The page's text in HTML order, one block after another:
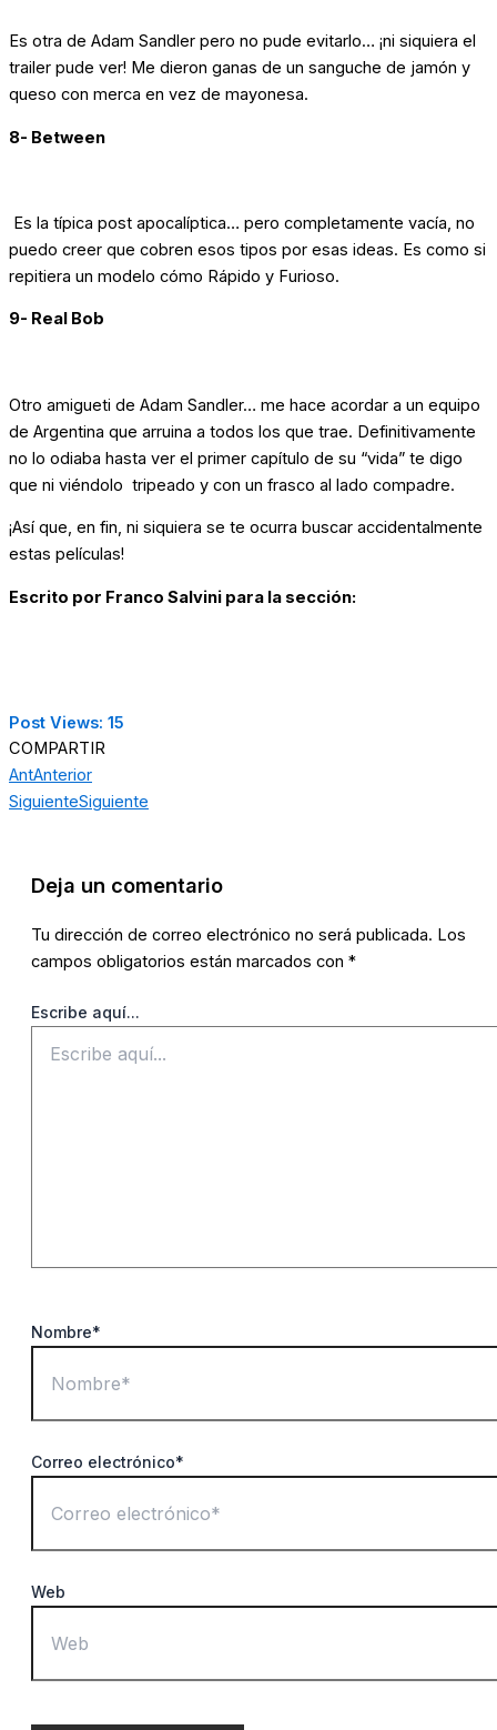
Es otra de Adam Sandler pero no pude evitarlo… ¡ni siquiera el
trailer pude ver! Me dieron ganas de un sanguche de jamón y
queso con merca en vez de mayonesa.
8- Between
Es la típica post apocalíptica… pero completamente vacía, no
puedo creer que cobren esos tipos por esas ideas. Es como si
repitiera un modelo cómo Rápido y Furioso.
9- Real Bob
Otro amigueti de Adam Sandler… me hace acordar a un equipo
de Argentina que arruina a todos los que trae. Definitivamente
no lo odiaba hasta ver el primer capítulo de su “vida” te digo
que ni viéndolo tripeado y con un frasco al lado compadre.
¡Así que, en fin, ni siquiera se te ocurra buscar accidentalmente
estas películas!
Escrito por Franco Salvini para la sección:
Post Views: 15
COMPARTIR
AntAnterior
SiguienteSiguiente
Deja un comentario
Tu dirección de correo electrónico no será publicada. Los
campos obligatorios están marcados con *
Escribe aquí...
Nombre*
Correo electrónico*
Web